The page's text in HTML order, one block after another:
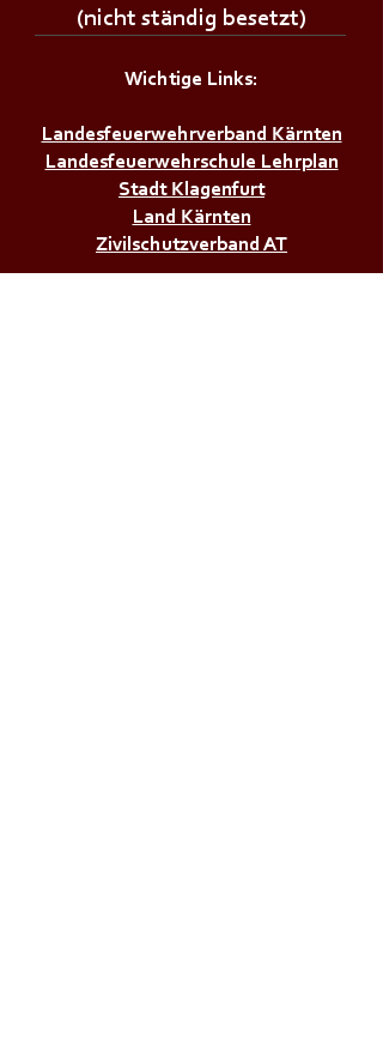
(nicht ständig besetzt)
Wichtige Links:
Landesfeuerwehrverband Kärnten
Landesfeuerwehrschule Lehrplan
Stadt Klagenfurt
Land Kärnten
Zivilschutzverband AT